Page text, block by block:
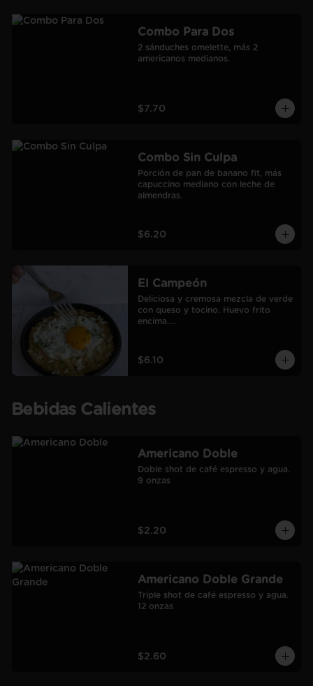
Combo Para Dos
2 sánduches omelette, más 2
americanos medianos.
$7.70
Combo Sin Culpa
Porción de pan de banano fit, más
capuccino mediano con leche de
almendras.
$6.20
El Campeón
Deliciosa y cremosa mezcla de verde
con queso y tocino. Huevo frito
encima.
$6.10
Bebidas Calientes
Americano Doble
Doble shot de café espresso y agua.
9 onzas
$2.20
Americano Doble Grande
Triple shot de café espresso y agua.
12 onzas
$2.60